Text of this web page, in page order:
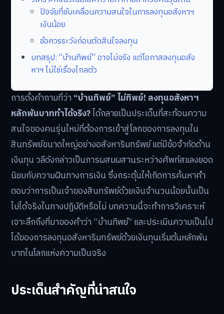
ปัจจัยที่ขับเคลื่อนความสนใจในการลงทุนอสังหาฯ
เงินน้อย
ข้อควรระวังก่อนตัดสินใจลงทุน
บทสรุป: “บ้านทิพย์” อาจไม่จริง แต่โอกาสลงทุนอสัง
หาฯ ไม่ใช่เรื่องไกลตัว
การตั้งคำถามที่ว่า “บ้านทิพย์” ไม่ทิพย์! ลงทุนอสังหาฯ
หลักพันบาททำได้จริง?ได้กลายเป็นประเด็นที่สะท้อนความ
สนใจของคนรุ่นใหม่ที่ต้องการเข้าสู่โลกของการลงทุนใน
สินทรัพย์ขนาดใหญ่อย่างอสังหาริมทรัพย์ แต่มีข้อจำกัดด้าน
เงินทุน วลีดังกล่าวเป็นการผสมผสานระหว่างศัพท์สแลงยอด
นิยมกับความฝันทางการเงิน ซึ่งกระตุ้นให้เกิดการค้นหาคำ
ตอบว่าการเป็นเจ้าของสินทรัพย์ด้วยเงินจำนวนน้อยนั้นเป็น
ไปได้จริงในทางปฏิบัติหรือไม่ บทความนี้จะทำการวิเคราะห์
เจาะลึกถึงที่มาของคำว่า “บ้านทิพย์” และประเมินความเป็นไป
ได้ของการลงทุนอสังหาริมทรัพย์ด้วยเงินทุนเริ่มต้นหลักพัน
บาทในโลกแห่งความเป็นจริง
ประเด็นสำคัญที่น่าสนใจ